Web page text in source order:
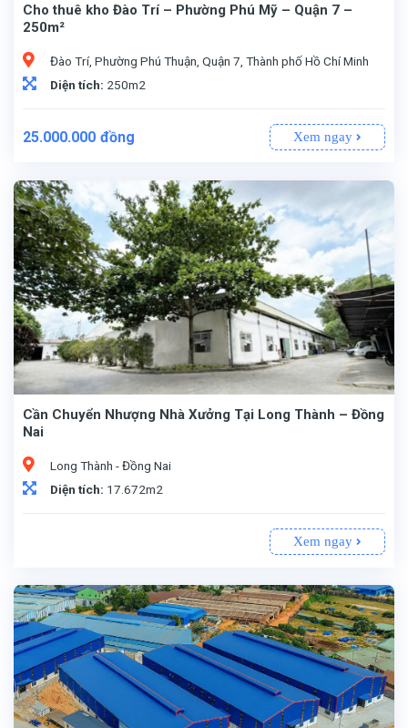
Cho thuê kho Đào Trí – Phường Phú Mỹ – Quận 7 –
250m²
Đào Trí, Phường Phú Thuận, Quận 7, Thành phố Hồ Chí Minh
Diện tích: 250m2
25.000.000 đồng Xem ngay
Cần Chuyển Nhượng Nhà Xưởng Tại Long Thành – Đồng
Nai
Long Thành - Đồng Nai
Diện tích: 17.672m2
Xem ngay